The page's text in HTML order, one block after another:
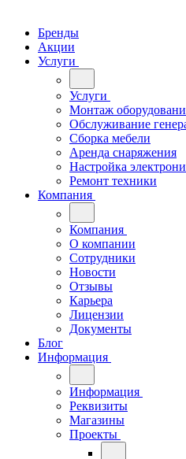
Бренды
Акции
Услуги
Услуги
Монтаж
Обслуживание
Сборка мебели
Аренда снаряжения
Настройка
Ремонт техники
Компания
Компания
О компании
Сотрудники
Новости
Отзывы
Карьера
Лицензии
Документы
Блог
Информация
Информация
Реквизиты
Магазины
Проекты